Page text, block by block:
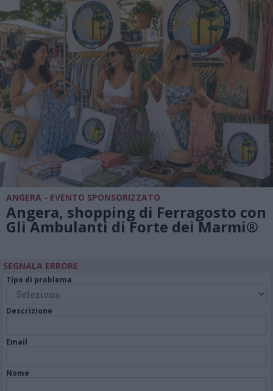
ANGERA - EVENTO SPONSORIZZATO
Angera, shopping di Ferragosto con
Gli Ambulanti di Forte dei Marmi®
SEGNALA ERRORE
Tipo di problema
Descrizione
Email
Nome